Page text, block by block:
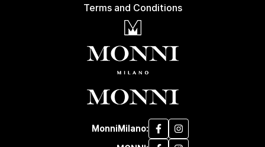
Terms and Conditions
MonniMilano: